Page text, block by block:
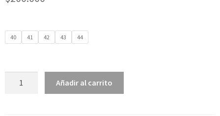
40 41 42 43 44
Añadir al carrito